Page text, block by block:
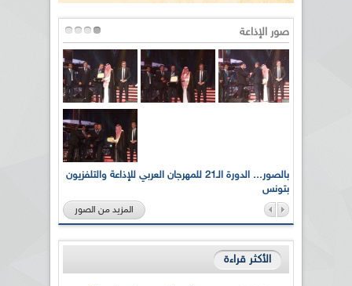
صور الإذاعة
بالصور... الدورة الـ21 للمهرجان العربي للإذاعة والتلفزيون
بتونس
المزيد من الصور
الأكثر قراءة